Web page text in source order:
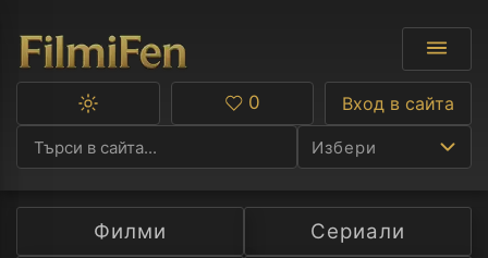
Избери
Ф
Превключване
тъмна
тема
Любими
0 Вход в сайта
Филми
Сериали